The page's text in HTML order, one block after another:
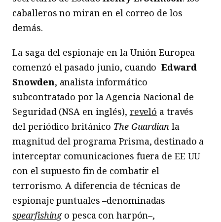
caballeros no miran en el correo de los
demás.
La saga del espionaje en la Unión Europea
comenzó el pasado junio, cuandoEdward
Snowden, analista informático
subcontratado por la Agencia Nacional de
Seguridad (NSA en inglés), reveló a través
del periódico británico The Guardianla
magnitud del programa Prisma, destinado a
interceptar comunicaciones fuera de EE UU
con el supuesto fin de combatir el
terrorismo. A diferencia de técnicas de
espionaje puntuales –denominadas
spearfishingo pesca con harpón–,